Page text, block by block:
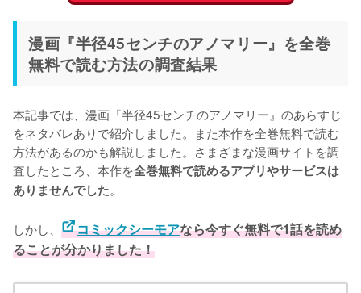
漫画『半径45センチのアノマリー』を全巻
無料で読む方法の調査結果
本記事では、漫画『半径45センチのアノマリー』のあらすじ
をネタバレありで紹介しました。また本作を全巻無料で読む
方法があるのかも解説しました。さまざまな漫画サイトを調
査したところ、本作を全巻無料で読めるアプリやサービスは
ありませんでした。
しかし、 コミックシーモアなら今すぐ無料で1話を読め
ることが分かりました！